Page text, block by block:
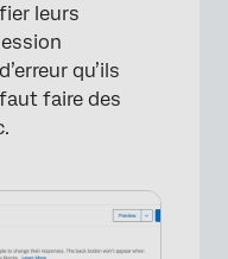
×
leurs
qu’ils
faire des